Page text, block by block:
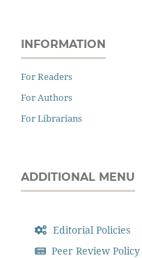
INFORMATION
For Readers
For Authors
For Librarians
ADDITIONAL MENU
Editorial Policies
Peer Review Policy